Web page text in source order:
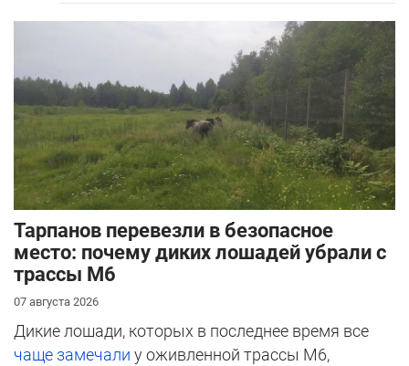
Тарпанов перевезли в безопасное
место: почему диких лошадей убрали с
трассы М6
07 августа 2026
Дикие лошади, которых в последнее время все
чаще замечали у оживленной трассы М6,